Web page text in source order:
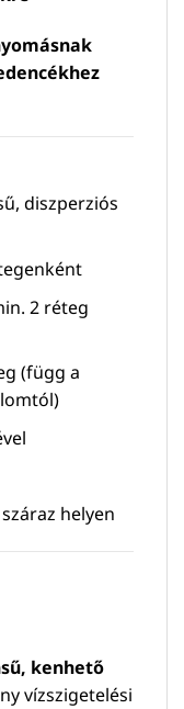
diszperziós
2 réteg
(függ a
helyen
kenhető
vízszigetelési